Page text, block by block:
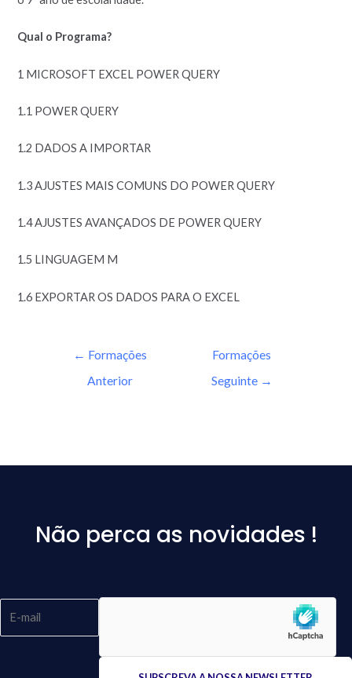
Qual o Programa?
1 MICROSOFT EXCEL POWER QUERY
1.1 POWER QUERY
1.2 DADOS A IMPORTAR
1.3 AJUSTES MAIS COMUNS DO POWER QUERY
1.4 AJUSTES AVANÇADOS DE POWER QUERY
1.5 LINGUAGEM M
1.6 EXPORTAR OS DADOS PARA O EXCEL
← Formações
Anterior
Formações
Seguinte →
Não perca as novidades !